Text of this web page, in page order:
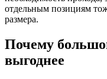
отдельным позициям
размера.
Почему
выгоднее